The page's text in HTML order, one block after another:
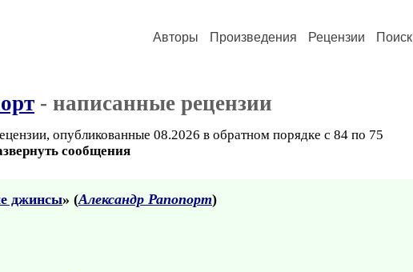
Авторы Произведения Рецензии Поиск
- написанные рецензии
опубликованные 08.2026 в обратном порядке с 84 по 75
сообщения
джинсы» (Александр Рапопорт)